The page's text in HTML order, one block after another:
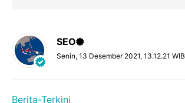
SEO
Senin, 13 Desember 2021, 13.12.21 WIB
Berita-Terkini